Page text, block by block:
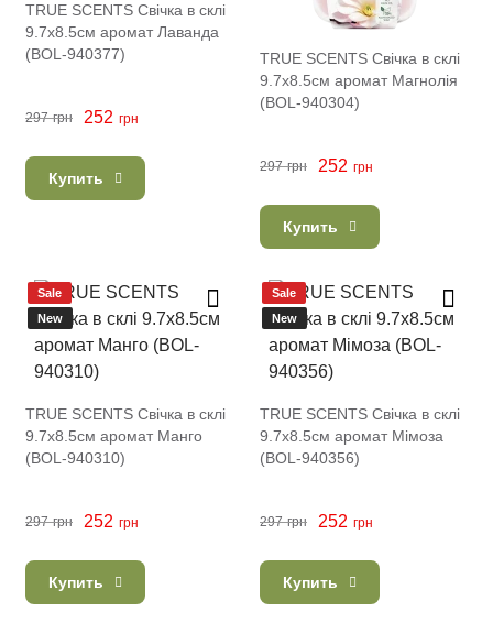
TRUE SCENTS Свічка в склі
9.7х8.5см аромат Лаванда
(BOL-940377)
297 грн 252 грн
Купить
TRUE SCENTS Свічка в склі
9.7х8.5см аромат Магнолія
(BOL-940304)
297 грн 252 грн
Купить
Sale
New
TRUE SCENTS Свічка в склі
9.7х8.5см аромат Манго
(BOL-940310)
297 грн 252 грн
Купить
Sale
New
TRUE SCENTS Свічка в склі
9.7х8.5см аромат Мімоза
(BOL-940356)
297 грн 252 грн
Купить